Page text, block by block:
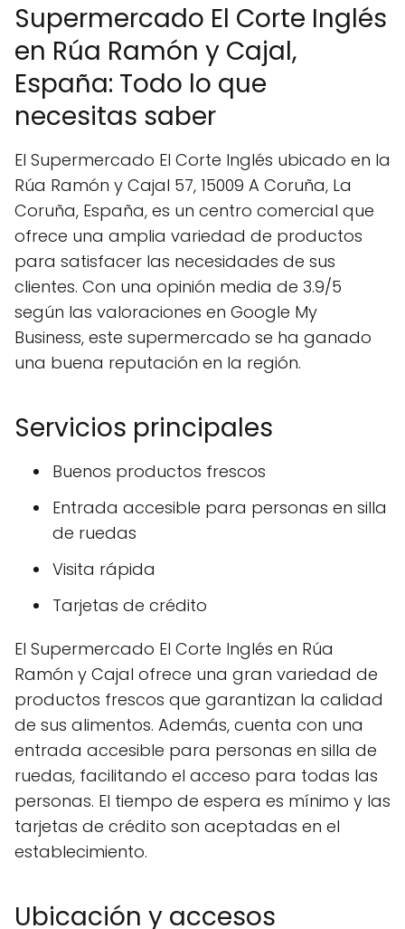
Supermercado El Corte Inglés
en Rúa Ramón y Cajal,
España: Todo lo que
necesitas saber
El Supermercado El Corte Inglés ubicado en la
Rúa Ramón y Cajal 57, 15009 A Coruña, La
Coruña, España, es un centro comercial que
ofrece una amplia variedad de productos
para satisfacer las necesidades de sus
clientes. Con una opinión media de 3.9/5
según las valoraciones en Google My
Business, este supermercado se ha ganado
una buena reputación en la región.
Servicios principales
Buenos productos frescos
Entrada accesible para personas en silla
de ruedas
Visita rápida
Tarjetas de crédito
El Supermercado El Corte Inglés en Rúa
Ramón y Cajal ofrece una gran variedad de
productos frescos que garantizan la calidad
de sus alimentos. Además, cuenta con una
entrada accesible para personas en silla de
ruedas, facilitando el acceso para todas las
personas. El tiempo de espera es mínimo y las
tarjetas de crédito son aceptadas en el
establecimiento.
Ubicación y accesos